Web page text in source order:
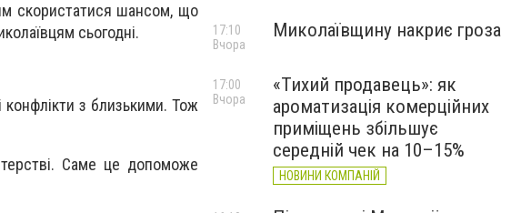
скористатися шансом, що
сьогодні.
з близькими. Тож
Саме це допоможе
Миколаївщину накриє гроза
17:10
Вчора
«Тихий продавець»: як
ароматизація комерційних
приміщень збільшує
середній чек на 10–15%
НОВИНИ КОМПАНІЙ
17:00
Вчора